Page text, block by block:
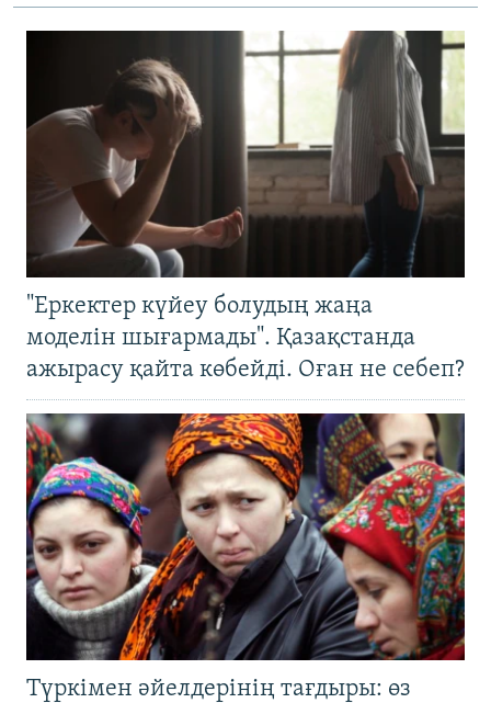
"Еркектер күйеу болудың жаңа
моделін шығармады". Қазақстанда
ажырасу қайта көбейді. Оған не себеп?
Түркімен әйелдерінің тағдыры: өз